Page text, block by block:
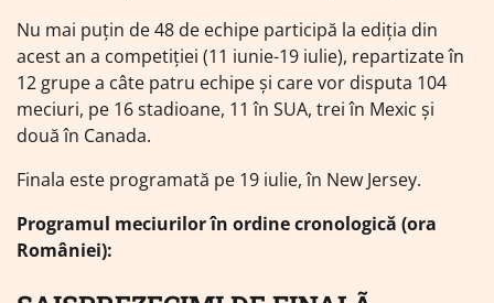
Nu mai puțin de 48 de echipe participă la ediția din
acest an a competiției (11 iunie-19 iulie), repartizate în
12 grupe a câte patru echipe și care vor disputa 104
meciuri, pe 16 stadioane, 11 în SUA, trei în Mexic și
două în Canada.
Finala este programată pe 19 iulie, în New Jersey.
Programul meciurilor în ordine cronologică (ora
României):